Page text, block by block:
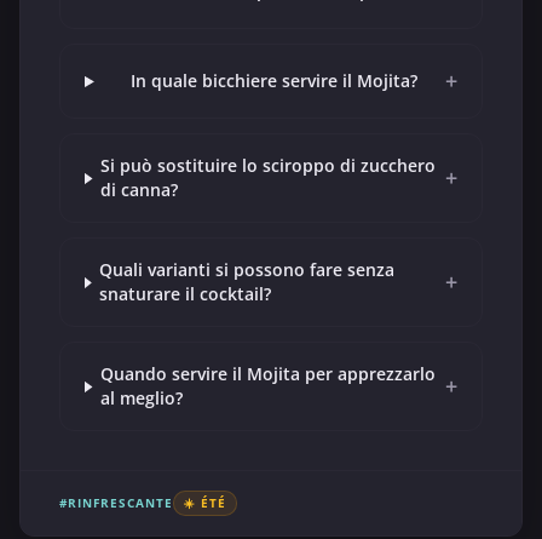
In quale bicchiere servire il Mojita? +
Si può sostituire lo sciroppo di zucchero
di canna?
+
Quali varianti si possono fare senza
snaturare il cocktail?
+
Quando servire il Mojita per apprezzarlo
al meglio?
+
#RINFRESCANTE ☀️ ÉTÉ